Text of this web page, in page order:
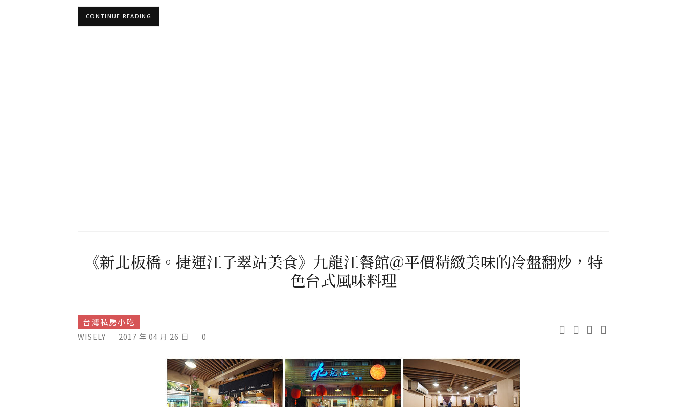
CONTINUE READING
《新北板橋。捷運江子翠站美食》九龍江餐館＠平價精緻美味的冷盤翻炒，特
色台式風味料理
台灣私房小吃
WISELY 2017 年 04 月 26 日 0